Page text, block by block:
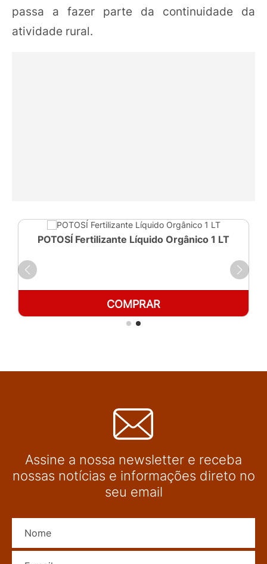
passa a fazer parte da continuidade da
atividade rural.
POTOSÍ Fertilizante Líquido Orgânico 1 LT
COMPRAR
Assine a nossa newsletter e receba
nossas notícias e informações direto no
seu email